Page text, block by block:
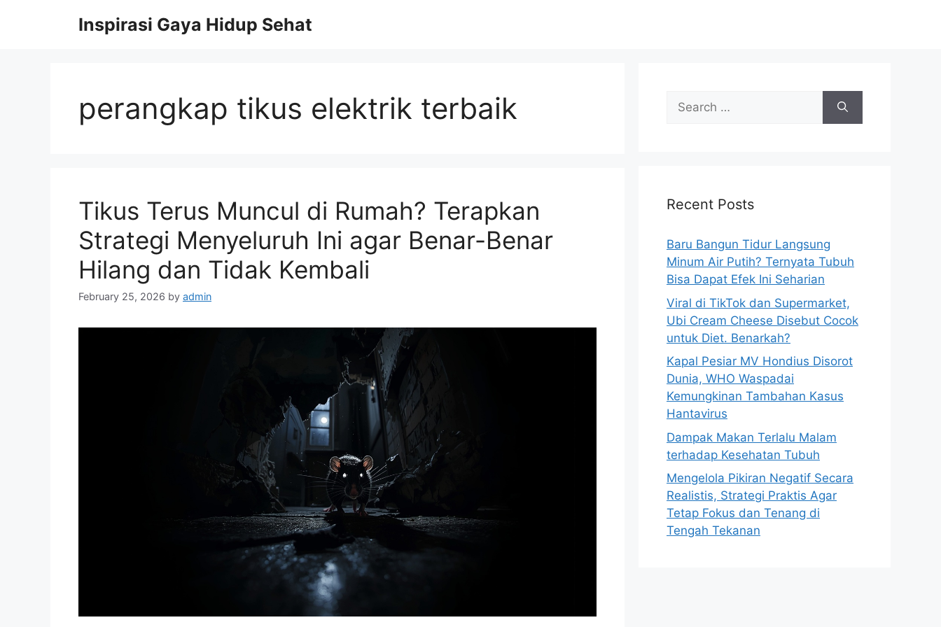
Inspirasi Gaya Hidup Sehat
perangkap tikus elektrik terbaik
Tikus Terus Muncul di Rumah? Terapkan
Strategi Menyeluruh Ini agar Benar-Benar
Hilang dan Tidak Kembali
February 25, 2026 by admin
f
r
:
Recent Posts
Baru Bangun Tidur Langsung
Minum Air Putih? Ternyata Tubuh
Bisa Dapat Efek Ini Seharian
Viral di TikTok dan Supermarket,
Ubi Cream Cheese Disebut Cocok
untuk Diet. Benarkah?
Kapal Pesiar MV Hondius Disorot
Dunia, WHO Waspadai
Kemungkinan Tambahan Kasus
Hantavirus
Dampak Makan Terlalu Malam
terhadap Kesehatan Tubuh
Mengelola Pikiran Negatif Secara
Realistis, Strategi Praktis Agar
Tetap Fokus dan Tenang di
Tengah Tekanan